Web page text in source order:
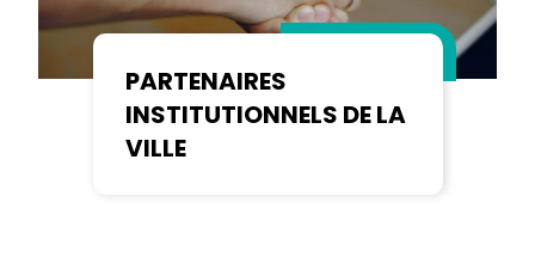
PARTENAIRES
INSTITUTIONNELS DE LA
VILLE